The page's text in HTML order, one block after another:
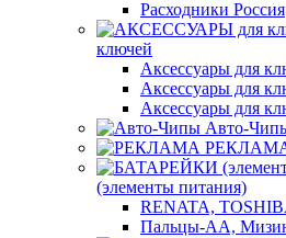
Расходники Россия
ключей
Аксессуары для
Аксессуары для
Аксессуары для
Авто-
(элементы питания)
RENATA,
Пальцы-АА,